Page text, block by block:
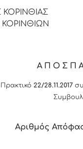
22/28.11.2017
Αριθμός